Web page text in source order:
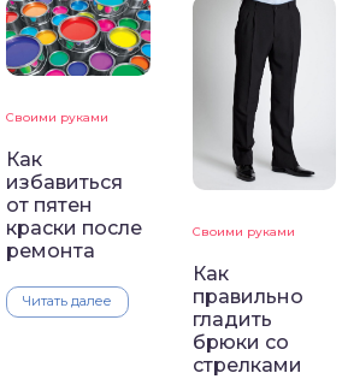
Своими руками
Как
избавиться
от пятен
краски после
ремонта
Читать далее
Своими руками
Как
правильно
гладить
брюки со
стрелками